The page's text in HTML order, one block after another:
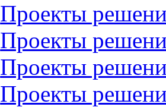
Проекты
Проекты
Проекты
Проекты